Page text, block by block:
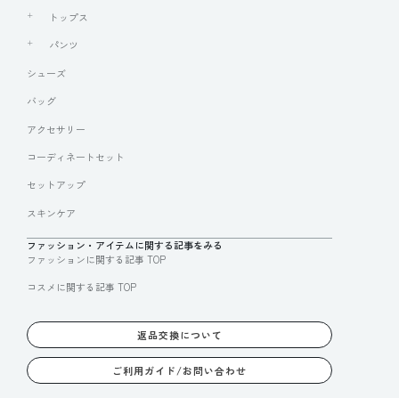
トップス
パンツ
シューズ
バッグ
アクセサリー
コーディネートセット
セットアップ
スキンケア
ファッション・アイテムに関する記事をみる
ファッションに関する記事 TOP
コスメに関する記事 TOP
返品交換について
ご利用ガイド/お問い合わせ